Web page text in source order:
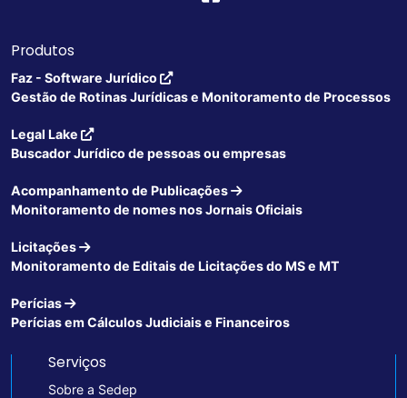
Produtos
Faz - Software Jurídico
Gestão de Rotinas Jurídicas e Monitoramento de Processos
Legal Lake
Buscador Jurídico de pessoas ou empresas
Acompanhamento de Publicações
Monitoramento de nomes nos Jornais Oficiais
Licitações
Monitoramento de Editais de Licitações do MS e MT
Perícias
Perícias em Cálculos Judiciais e Financeiros
Serviços
Sobre a Sedep